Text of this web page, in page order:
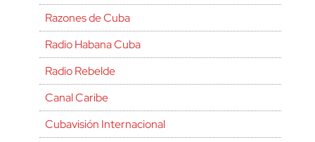
Razones de Cuba
Radio Habana Cuba
Radio Rebelde
Canal Caribe
Cubavisión Internacional